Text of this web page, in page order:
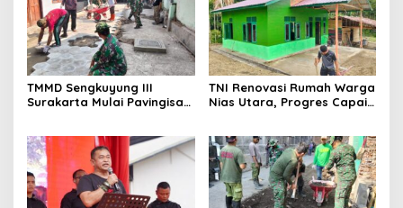
TMMD Sengkuyung III
Surakarta Mulai Pavingisasi
TNI Renovasi Rumah Warga
Nias Utara, Progres Capai